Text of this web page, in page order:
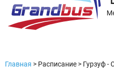
Главная > Расписание > Гурзуф -